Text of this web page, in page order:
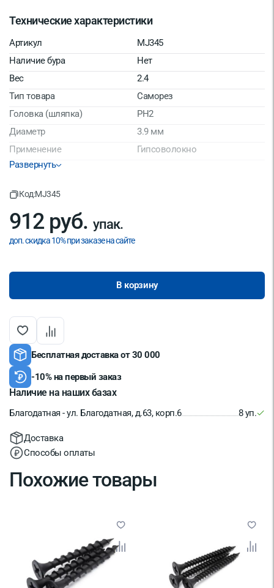
Технические характеристики
Артикул
MJ345
Наличие бура
Нет
Вес
2.4
Тип товара
Саморез
Головка (шляпка)
РН2
Диаметр
3.9 мм
Применение
Гипсоволокно
Упаковка
Длина, мм
Страна производитель
Развернуть
Код:MJ345
912 руб. упак.
доп. скидка 10% при заказе на сайте
В корзину
Бесплатная доставка от 30 000
-10% на первый заказ
Наличие на наших базах
Благодатная - ул. Благодатная, д.63, корп.6 8 уп.
Доставка
Способы оплаты
Похожие товары